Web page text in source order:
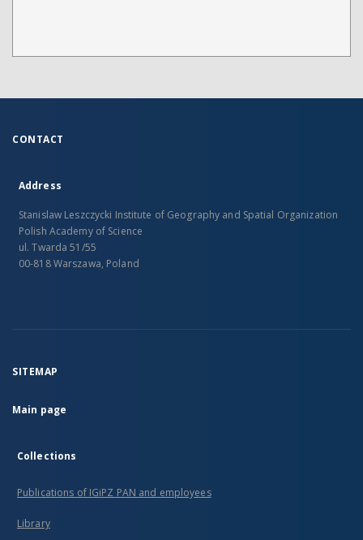
CONTACT
Address
Stanislaw Leszczycki Institute of Geography and Spatial Organization
Polish Academy of Science
ul. Twarda 51/55
00-818 Warszawa, Poland
SITEMAP
Main page
Collections
Publications of IGiPZ PAN and employees
Library